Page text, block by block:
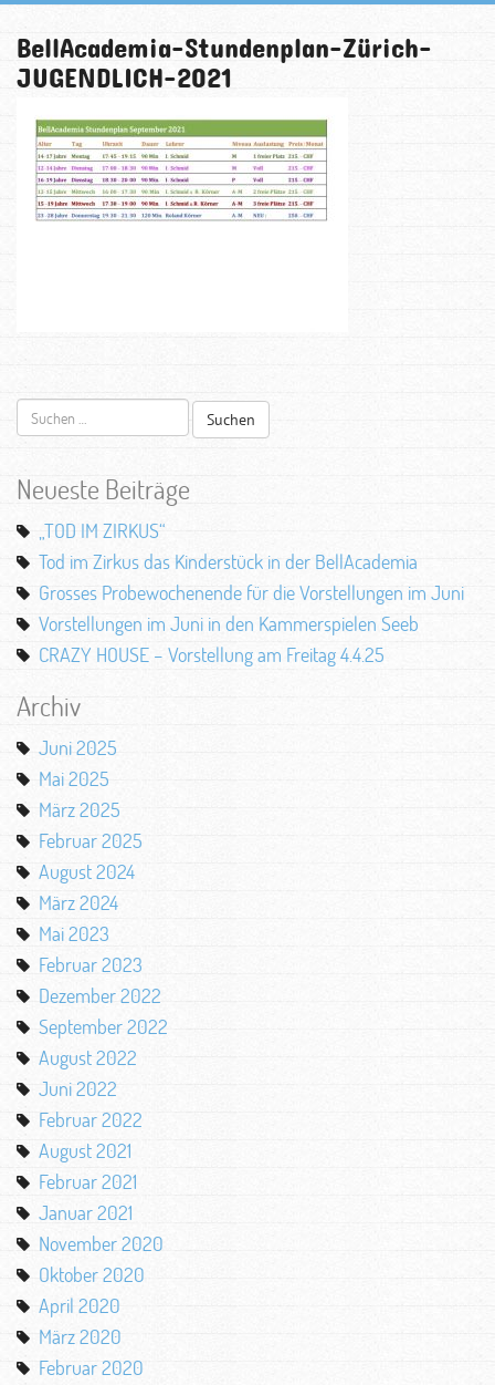
BellAcademia-Stundenplan-Zürich-
JUGENDLICH-2021
Suchen
nach:
Neueste Beiträge
„TOD IM ZIRKUS“
Tod im Zirkus das Kinderstück in der BellAcademia
Grosses Probewochenende für die Vorstellungen im Juni
Vorstellungen im Juni in den Kammerspielen Seeb
CRAZY HOUSE – Vorstellung am Freitag 4.4.25
Archiv
Juni 2025
Mai 2025
März 2025
Februar 2025
August 2024
März 2024
Mai 2023
Februar 2023
Dezember 2022
September 2022
August 2022
Juni 2022
Februar 2022
August 2021
Februar 2021
Januar 2021
November 2020
Oktober 2020
April 2020
März 2020
Februar 2020